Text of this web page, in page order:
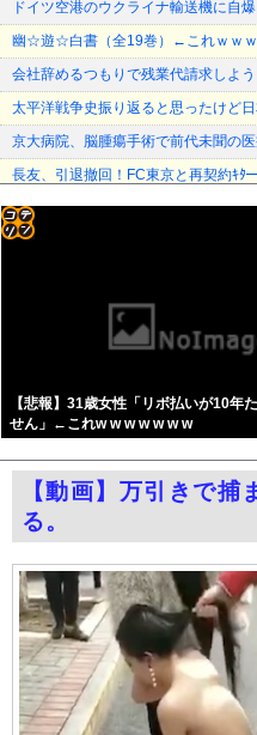
ドイツ空港のウクライナ輸送機に自
幽☆遊☆白書（全19巻）←これｗｗｗ
会社辞めるつもりで残業代請求しよ
太平洋戦争史振り返ると思ったけど
京大病院、脳腫瘍手術で前代未聞の
長友、引退撤回！FC東京と再契
後輩記者に歩道橋近くで呼び止めら
【朗報】声優、なんかAIに勝ちそう
【悲報】池袋パパ活刺殺事件、26
早稲田大学「学生の皆さん、近隣飲
韓国メディア「幻となった女性天皇
パさん「平和を願う式典なのに防弾
エロ漫画『冥婚の花嫁』をrawや
AmazonのアツさMax！心も踊る「
妊婦・田中みな実さん、背中と横乳
コスプレイヤーまめだいふくさんが
路上駐車経験率が過去最少の21%へ
【画像】桐谷さん「人生かけて7億
中国「大洪水！」三峡ダム「9門開
職場の人妻と不倫をして、ついに、
韓国国会、サッカー前代表監督を追
日本旅行キャンセルすべきか…1万年
【悲報】31歳女性「リボ払いが10年
せん」←これw w w w w w w
自動
更新
【動画】万引きで
る。